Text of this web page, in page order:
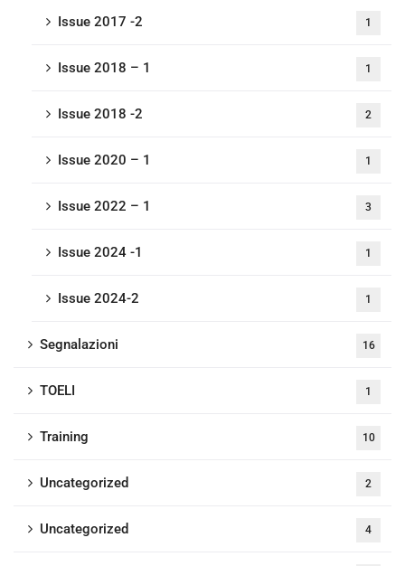
Issue 2017 -2 1
Issue 2018 – 1 1
Issue 2018 -2 2
Issue 2020 – 1 1
Issue 2022 – 1 3
Issue 2024 -1 1
Issue 2024-2 1
Segnalazioni 16
TOELI 1
Training 10
Uncategorized 2
Uncategorized 4